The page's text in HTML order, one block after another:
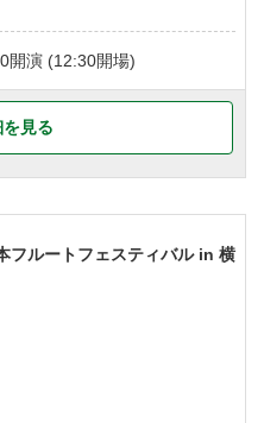
開演 (12:30開場)
見る
フルートフェスティバル in 横